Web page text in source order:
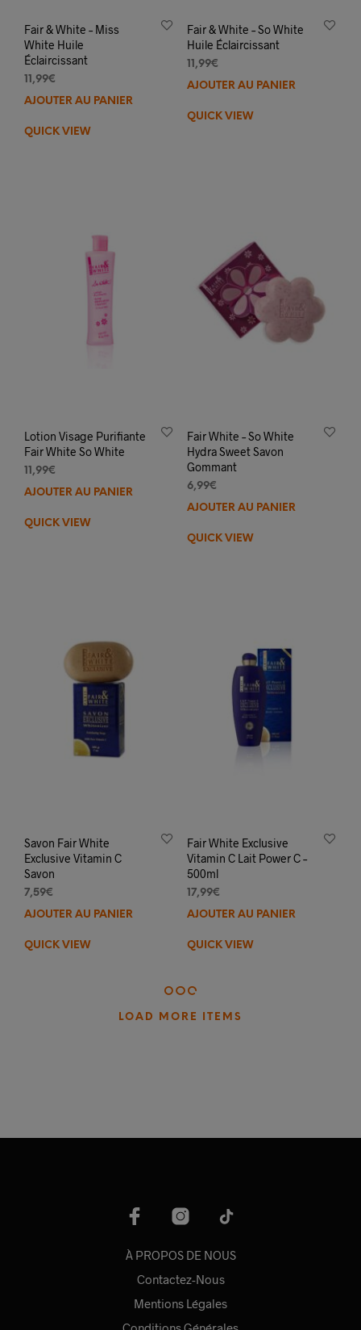
Fair & White – Miss
White Huile
Éclaircissant
11,99€
AJOUTER AU PANIER
QUICK VIEW
Fair & White – So White
Huile Éclaircissant
11,99€
AJOUTER AU PANIER
QUICK VIEW
Lotion Visage Purifiante
Fair White So White
11,99€
AJOUTER AU PANIER
QUICK VIEW
Fair White – So White
Hydra Sweet Savon
Gommant
6,99€
AJOUTER AU PANIER
QUICK VIEW
Savon Fair White
Exclusive Vitamin C
Savon
7,59€
AJOUTER AU PANIER
QUICK VIEW
Fair White Exclusive
Vitamin C Lait Power C –
500ml
17,99€
AJOUTER AU PANIER
QUICK VIEW
LOAD MORE ITEMS
À PROPOS DE NOUS
Contactez-Nous
Mentions Légales